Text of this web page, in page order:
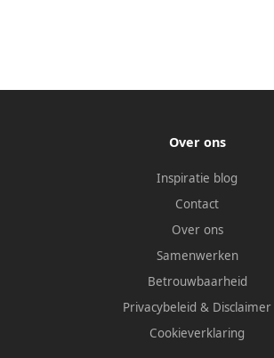
Over ons
Inspiratie blog
Contact
Over ons
Samenwerken
Betrouwbaarheid
Privacybeleid & Disclaimer
Cookieverklaring